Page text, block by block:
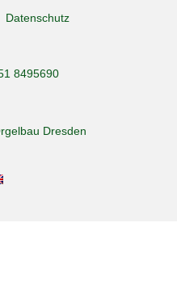
Datenschutz
8495690
Dresden